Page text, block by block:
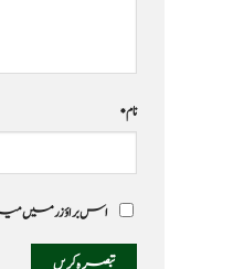
نام*
اس براؤزر میں